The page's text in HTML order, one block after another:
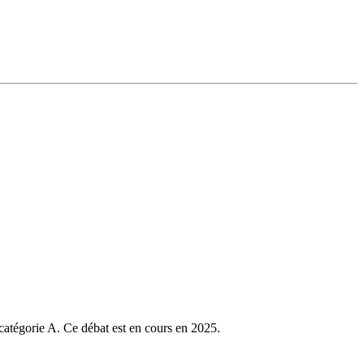
A. Ce débat est en cours en 2025.